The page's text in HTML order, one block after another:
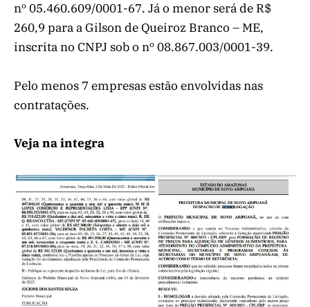
nº 05.460.609/0001-67. Já o menor será de R$
260,9 para a Gilson de Queiroz Branco – ME,
inscrita no CNPJ sob o nº 08.867.003/0001-39.
Pelo menos 7 empresas estão envolvidas nas
contratações.
Veja na integra